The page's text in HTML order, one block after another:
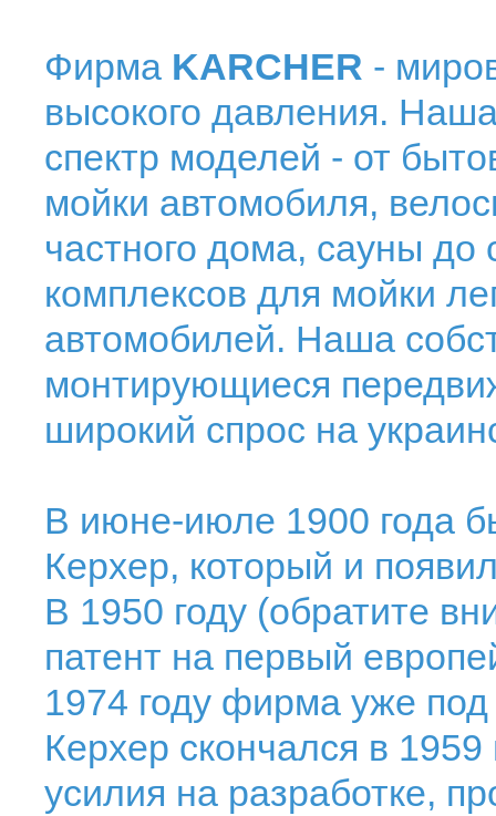
Фирма KARCHER -
высокого давления.
спектр моделей - от
мойки автомобиля,
частного дома, сауны
комплексов для мойки
автомобилей. Наша
монтирующиеся
широкий спрос на
В июне-июле 1900 года
Керхер, который и
В 1950 году (обратите
патент на первый
1974 году фирма уже
Керхер скончался в 1959
усилия на разработке,